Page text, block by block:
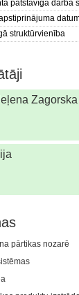
patstāvīgā darba
struktūrvienība
Zagorska
pārtikas nozarē